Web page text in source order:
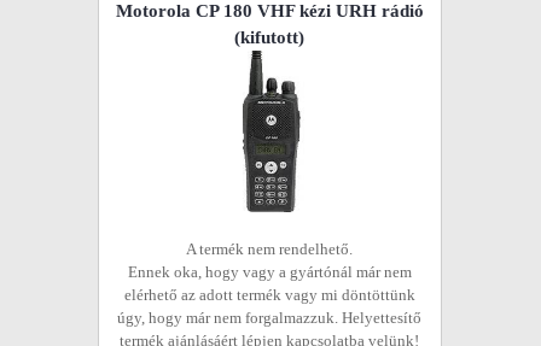
Motorola CP 180 VHF kézi URH rádió
(kifutott)
A termék nem rendelhető.
Ennek oka, hogy vagy a gyártónál már nem
elérhető az adott termék vagy mi döntöttünk
úgy, hogy már nem forgalmazzuk. Helyettesítő
termék ajánlásáért lépjen kapcsolatba velünk!